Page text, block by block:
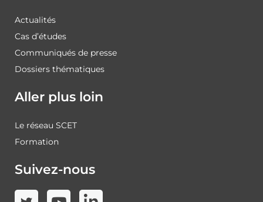
Actualités
Cas d’études
Communiqués de presse
Dossiers thématiques
Aller plus loin
Le réseau SCET
Formation
Suivez-nous